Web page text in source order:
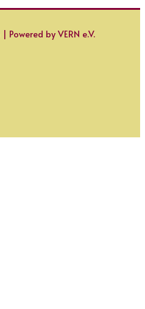
| Powered by VERN e.V.